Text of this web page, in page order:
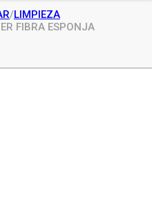
/LIMPIEZA
FIBRA ESPONJA